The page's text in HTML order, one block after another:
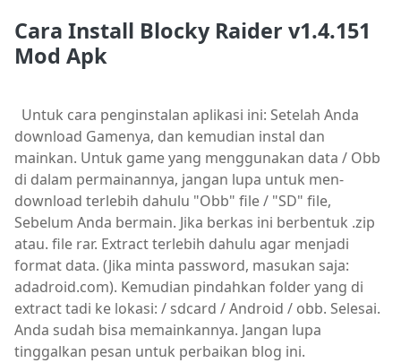
Cara Install Blocky Raider v1.4.151
Mod Apk
Untuk cara penginstalan aplikasi ini: Setelah Anda
download Gamenya, dan kemudian instal dan
mainkan. Untuk game yang menggunakan data / Obb
di dalam permainannya, jangan lupa untuk men-
download terlebih dahulu "Obb" file / "SD" file,
Sebelum Anda bermain. Jika berkas ini berbentuk .zip
atau. file rar. Extract terlebih dahulu agar menjadi
format data. (Jika minta password, masukan saja:
adadroid.com). Kemudian pindahkan folder yang di
extract tadi ke lokasi: / sdcard / Android / obb. Selesai.
Anda sudah bisa memainkannya. Jangan lupa
tinggalkan pesan untuk perbaikan blog ini.